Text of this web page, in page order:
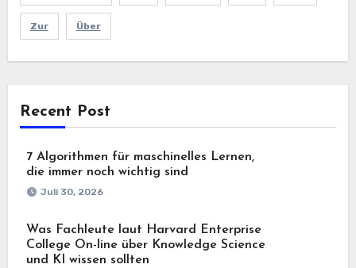
Zur Über
Recent Post
7 Algorithmen für maschinelles Lernen,
die immer noch wichtig sind
Juli 30, 2026
Was Fachleute laut Harvard Enterprise
College On-line über Knowledge Science
und KI wissen sollten